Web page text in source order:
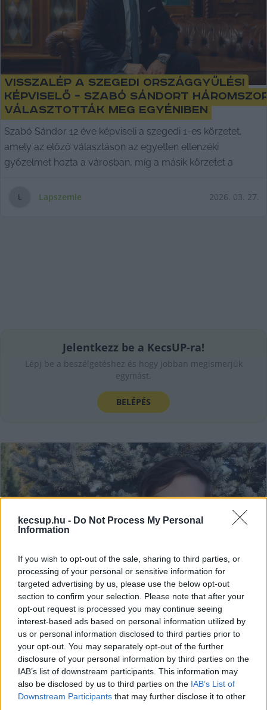
kecsup.hu - Do Not Process My Personal
Information
If you wish to opt-out of the sale, sharing to third parties, or
processing of your personal or sensitive information for
targeted advertising by us, please use the below opt-out
section to confirm your selection. Please note that after your
opt-out request is processed you may continue seeing
interest-based ads based on personal information utilized by
us or personal information disclosed to third parties prior to
your opt-out. You may separately opt-out of the further
disclosure of your personal information by third parties on the
IAB’s list of downstream participants. This information may
also be disclosed by us to third parties on the IAB’s List of
Downstream Participants that may further disclose it to other
Visszalép a szegedi országgyűlési
képviselő – Szabó Sándort
választották meg egyéniben
Szabó Sándor 12 éve képviseli a szegedi 1-es körzetet,
amely az előző választáson az egyetlen ellenzéki
győzelmet hozta a városban, míg a másik körzetet a
L Lapszemle 2026. 03. 27.
Jelentkezz be a KecsUP-ra!
Lépj be a beszélgetéshez és hogy jobban megismerjük
egymást.
BELÉPÉS
Alig pár éve robbant be a
köztudatba, de sokan máris Bálint
gazda utódját látják benne
Csupán 2024-ben kezdett el növényvédelemmel